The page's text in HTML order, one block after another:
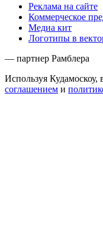
Реклама на сайте
Коммерческое
Медиа кит
Логотипы в
— партнер Рамблера
Используя Кудамоскоу,
соглашением и